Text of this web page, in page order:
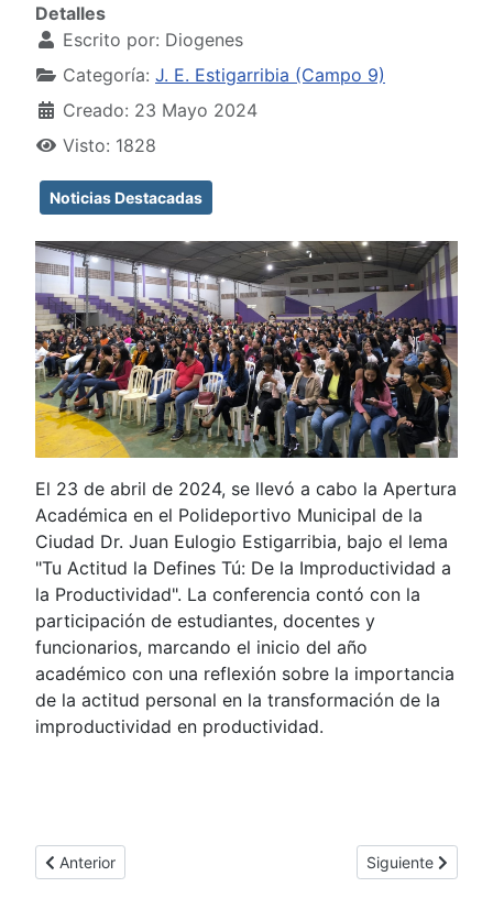
Detalles
Escrito por: Diogenes
Categoría: J. E. Estigarribia (Campo 9)
Creado: 23 Mayo 2024
Visto: 1828
Noticias Destacadas
El 23 de abril de 2024, se llevó a cabo la Apertura
Académica en el Polideportivo Municipal de la
Ciudad Dr. Juan Eulogio Estigarribia, bajo el lema
"Tu Actitud la Defines Tú: De la Improductividad a
la Productividad". La conferencia contó con la
participación de estudiantes, docentes y
funcionarios, marcando el inicio del año
académico con una reflexión sobre la importancia
de la actitud personal en la transformación de la
improductividad en productividad.
Artículo anterior: Festejo del Día del Maestro en la Sede Juan
Anterior Artículo
Siguiente